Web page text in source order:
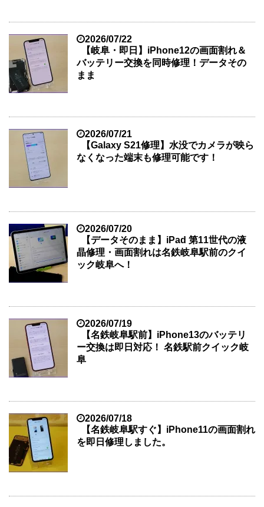
2026/07/22
【岐阜・即日】iPhone12の画面割れ＆
バッテリー交換を同時修理！データその
まま
2026/07/21
【Galaxy S21修理】水没でカメラが映ら
なくなった端末も修理可能です！
2026/07/20
【データそのまま】iPad 第11世代の液
晶修理・画面割れは名鉄岐阜駅前のクイ
ック岐阜へ！
2026/07/19
【名鉄岐阜駅前】iPhone13のバッテリ
ー交換は即日対応！ 名鉄駅前クイック岐
阜
2026/07/18
【名鉄岐阜駅すぐ】iPhone11の画面割れ
を即日修理しました。